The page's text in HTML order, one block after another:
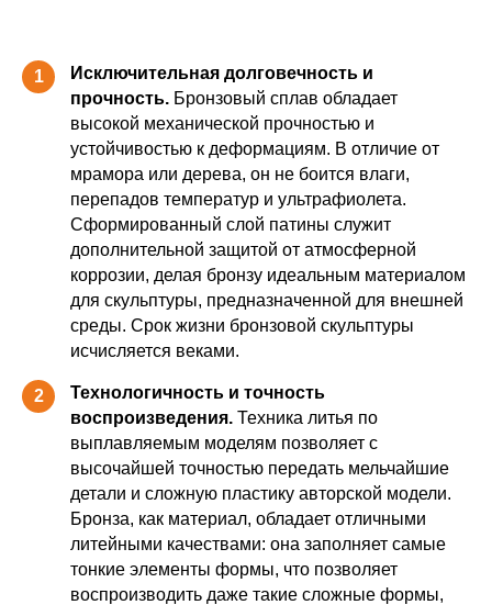
1
Исключительная долговечность и
прочность. Бронзовый сплав обладает
высокой механической прочностью и
устойчивостью к деформациям. В отличие от
мрамора или дерева, он не боится влаги,
перепадов температур и ультрафиолета.
Сформированный слой патины служит
дополнительной защитой от атмосферной
коррозии, делая бронзу идеальным материалом
для скульптуры, предназначенной для внешней
среды. Срок жизни бронзовой скульптуры
исчисляется веками.
2
Технологичность и точность
воспроизведения. Техника литья по
выплавляемым моделям позволяет с
высочайшей точностью передать мельчайшие
детали и сложную пластику авторской модели.
Бронза, как материал, обладает отличными
литейными качествами: она заполняет самые
тонкие элементы формы, что позволяет
воспроизводить даже такие сложные формы,